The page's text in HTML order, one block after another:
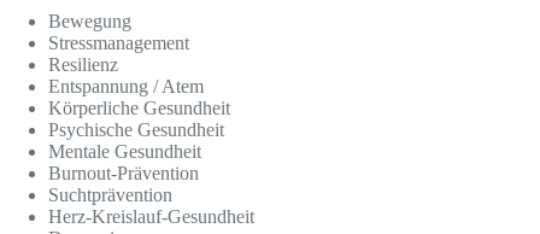
Bewegung
Stressmanagement
Resilienz
Entspannung / Atem
Körperliche Gesundheit
Psychische Gesundheit
Mentale Gesundheit
Burnout-Prävention
Suchtprävention
Herz-Kreislauf-Gesundheit